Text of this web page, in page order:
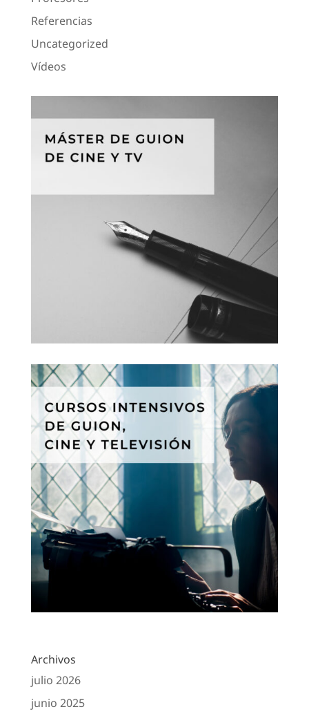
Referencias
Uncategorized
Vídeos
Archivos
julio 2026
junio 2025